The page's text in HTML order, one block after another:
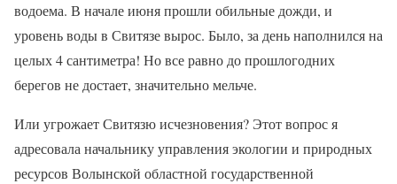
водоема. В начале июня прошли обильные дожди, и
уровень воды в Свитязе вырос. Было, за день наполнился на
целых 4 сантиметра! Но все равно до прошлогодних
берегов не достает, значительно мельче.
Или угрожает Свитязю исчезновения? Этот вопрос я
адресовала начальнику управления экологии и природных
ресурсов Волынской областной государственной